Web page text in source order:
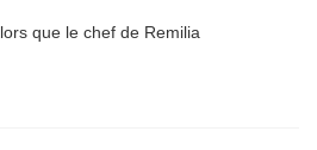
que le chef de Remilia